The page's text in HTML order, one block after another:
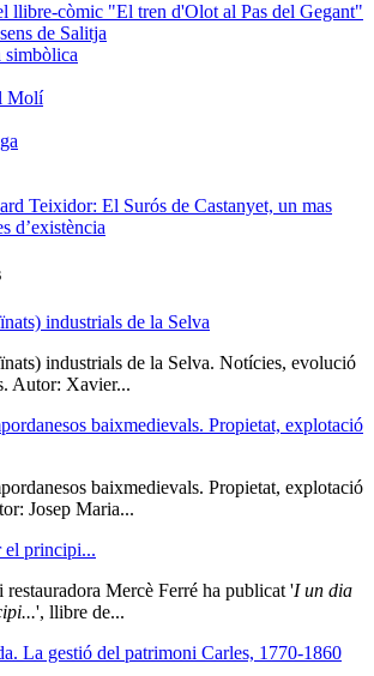
llibre-còmic "El tren d'Olot al Pas del Gegant"
de Salitja
simbòlica
Molí
Teixidor: El Surós de Castanyet, un mas
d’existència
industrials de la Selva
industrials de la Selva. Notícies, evolució
Autor: Xavier...
baixmedievals. Propietat, explotació
baixmedievals. Propietat, explotació
Josep Maria...
el principi...
Mercè Ferré ha publicat 'I un dia
', llibre de...
La gestió del patrimoni Carles, 1770-1860